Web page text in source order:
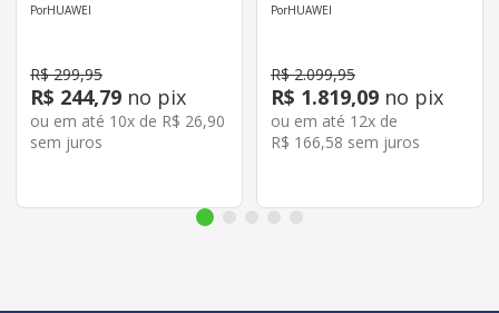
HUAWEI
R$ 299,95
R$ 244,79 no pix
ou em até 10x de R$ 26,90
sem juros
HUAWEI
R$ 2.099,95
R$ 1.819,09 no pix
ou em até 12x de
R$ 166,58 sem juros